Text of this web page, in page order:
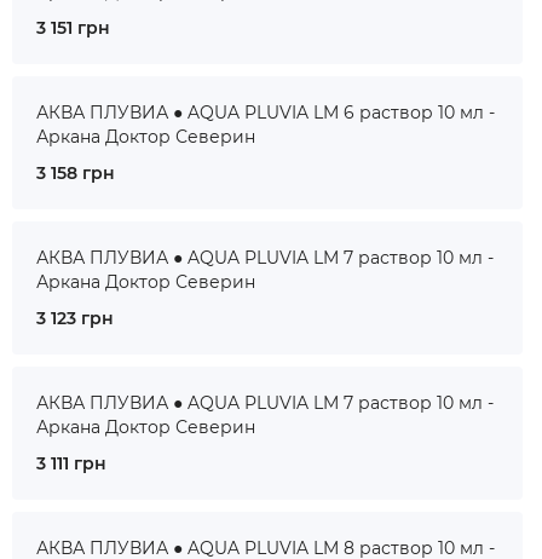
3 151 грн
АКВА ПЛУВИА ● AQUA PLUVIA LM 6 раствор 10 мл -
Аркана Доктор Северин
3 158 грн
АКВА ПЛУВИА ● AQUA PLUVIA LM 7 раствор 10 мл -
Аркана Доктор Северин
3 123 грн
АКВА ПЛУВИА ● AQUA PLUVIA LM 7 раствор 10 мл -
Аркана Доктор Северин
3 111 грн
АКВА ПЛУВИА ● AQUA PLUVIA LM 8 раствор 10 мл -